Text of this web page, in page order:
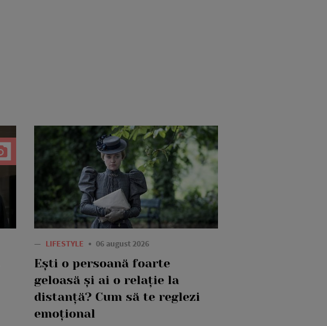
— LIFESTYLE 06 august 2026
Ești o persoană foarte
geloasă și ai o relație la
distanță? Cum să te reglezi
emoțional